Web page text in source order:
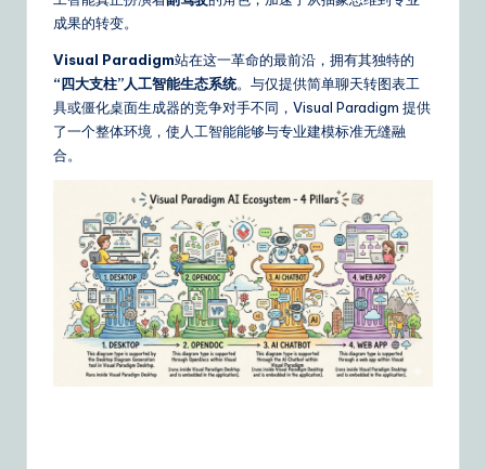
hi成果的转变。
Visual Paradigm站在这一革命的最前沿，拥有其独特的
“四大支柱”人工智能生态系统。与仅提供简单聊天转图表工
具或僵化桌面生成器的竞争对手不同，Visual Paradigm 提供
了一个整体环境，使人工智能能够与专业建模标准无缝融
合。